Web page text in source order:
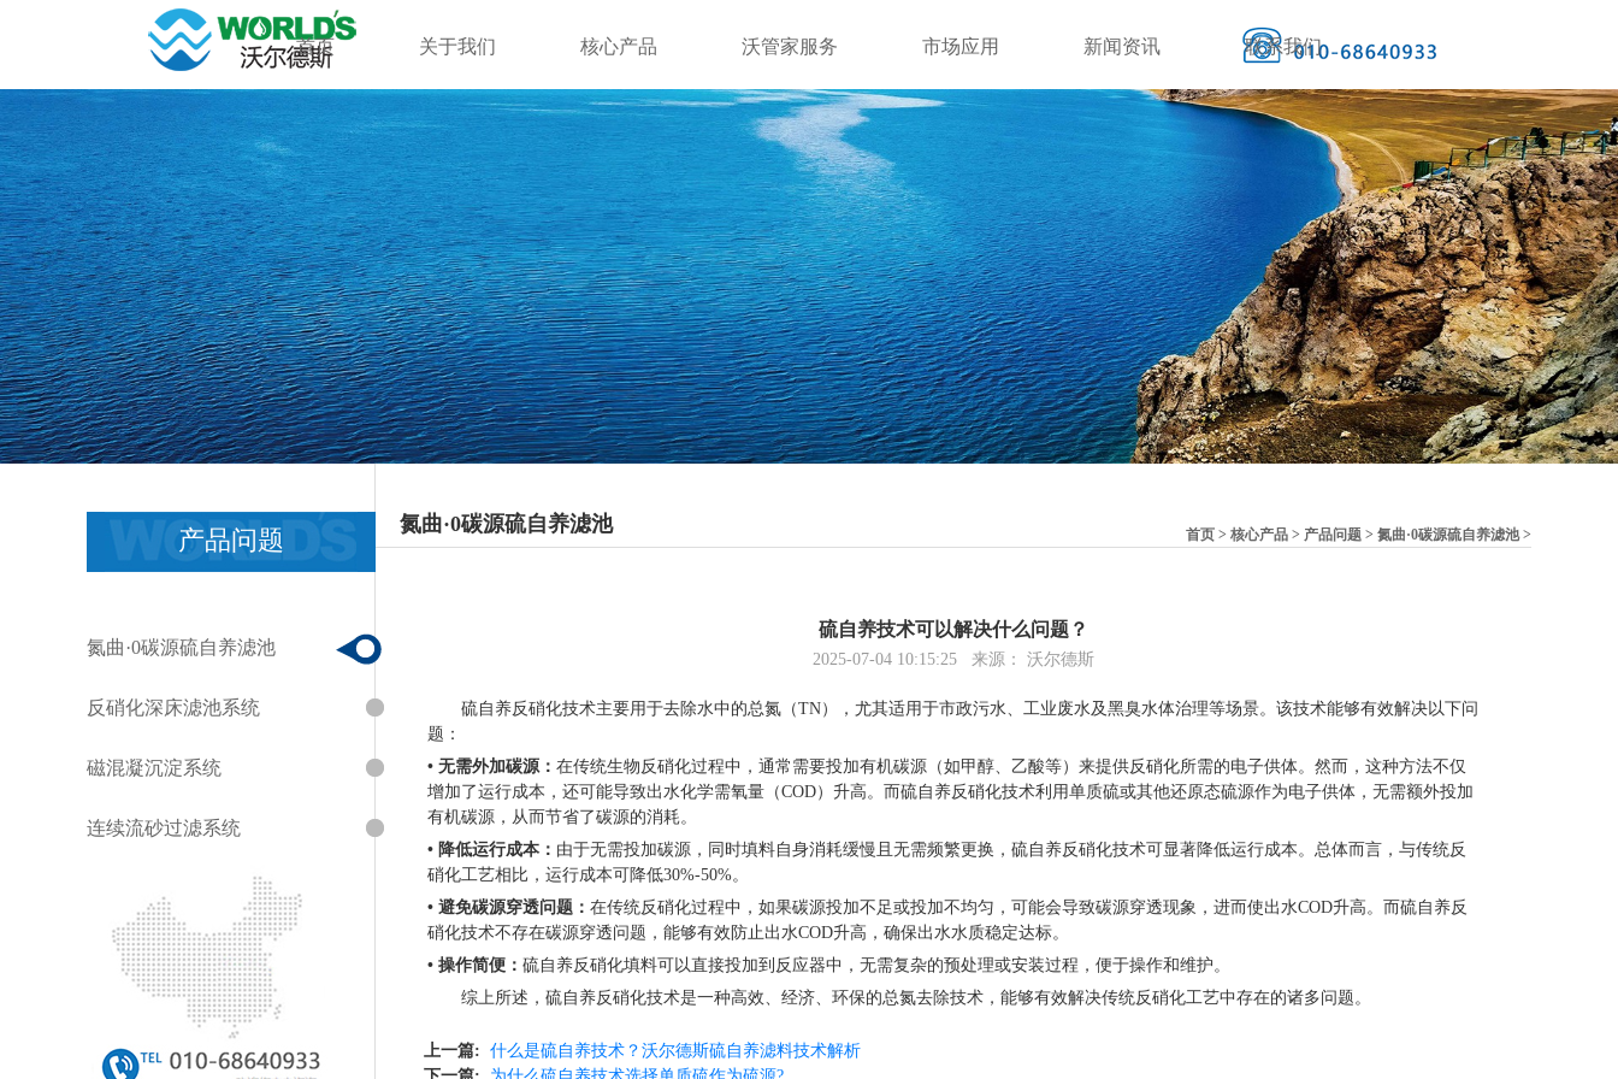
首页 关于我们 核心产品 沃管家服务 市场应用 新闻资讯 联系我们
产品问题
氮曲·0碳源硫自养滤池
反硝化深床滤池系统
磁混凝沉淀系统
连续流砂过滤系统
氮曲·0碳源硫自养滤池 首页 > 核心产品 > 产品问题 > 氮曲·0碳源硫自养滤池>
硫自养技术可以解决什么问题？
2025-07-04 10:15:25 来源： 沃尔德斯
硫自养反硝化技术主要用于去除水中的总氮（TN），尤其适用于市政污水、工业废水及黑臭水体治理等场景。该技术能够有效解决以下问
题：
• 无需外加碳源： 在传统生物反硝化过程中，通常需要投加有机碳源（如甲醇、乙酸等）来提供反硝化所需的电子供体。然而，这种方法不仅
增加了运行成本，还可能导致出水化学需氧量（COD）升高。而硫自养反硝化技术利用单质硫或其他还原态硫源作为电子供体，无需额外投加
有机碳源，从而节省了碳源的消耗。
• 降低运行成本： 由于无需投加碳源，同时填料自身消耗缓慢且无需频繁更换，硫自养反硝化技术可显著降低运行成本。总体而言，与传统反
硝化工艺相比，运行成本可降低30%-50%。
• 避免碳源穿透问题： 在传统反硝化过程中，如果碳源投加不足或投加不均匀，可能会导致碳源穿透现象，进而使出水COD升高。而硫自养反
硝化技术不存在碳源穿透问题，能够有效防止出水COD升高，确保出水水质稳定达标。
• 操作简便： 硫自养反硝化填料可以直接投加到反应器中，无需复杂的预处理或安装过程，便于操作和维护。
综上所述，硫自养反硝化技术是一种高效、经济、环保的总氮去除技术，能够有效解决传统反硝化工艺中存在的诸多问题。
上一篇: 什么是硫自养技术？沃尔德斯硫自养滤料技术解析